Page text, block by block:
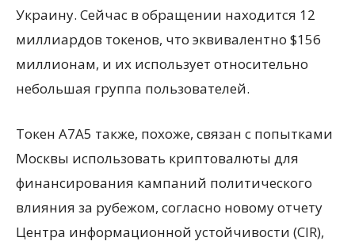
Украину. Сейчас в обращении находится 12
миллиардов токенов, что эквивалентно $156
миллионам, и их использует относительно
небольшая группа пользователей.
Токен A7A5 также, похоже, связан с попытками
Москвы использовать криптовалюты для
финансирования кампаний политического
влияния за рубежом, согласно новому отчету
Центра информационной устойчивости (CIR),